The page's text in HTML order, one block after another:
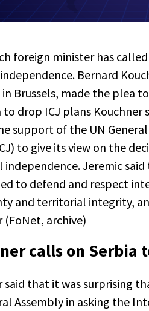
foreign minister has
independence. Bernard
Brussels, made the plea
to drop ICJ plans
support of the UN
to give its view on the
independence. Jeremic
to defend and respect
and territorial integrity,
(FoNet, archive)
calls on Serbia
said that it was surprising
Assembly in asking the